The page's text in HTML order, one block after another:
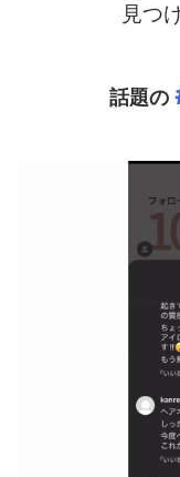
見つ
話題の